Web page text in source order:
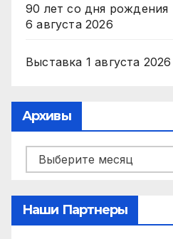
90 лет со дня рождения
6 августа 2026
Выставка 1 августа 2026
Архивы
Архивы
Наши Партнеры